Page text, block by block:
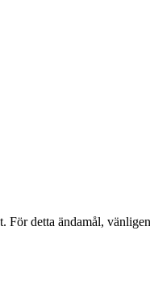
För detta ändamål,